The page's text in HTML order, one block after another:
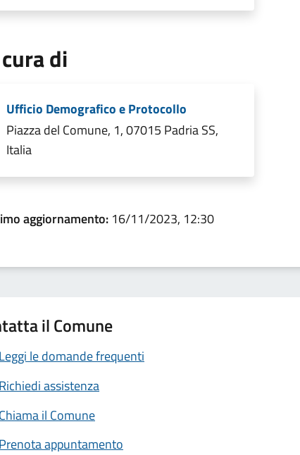
di
Ufficio Demografico e Protocollo
Piazza del Comune, 1, 07015 Padria SS,
Italia
aggiornamento: 16/11/2023, 12:30
il Comune
le domande frequenti
assistenza
il Comune
appuntamento